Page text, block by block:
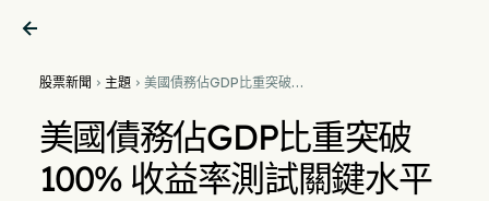

股票新聞  主題 美國債務佔GDP比重突破
美國債務佔GDP比重突破
100% 收益率測試關鍵水平